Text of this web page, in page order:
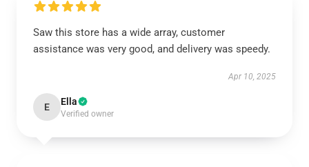
Saw this store has a wide array, customer
assistance was very good, and delivery was speedy.
Apr 10, 2025
E Ella
Verified owner